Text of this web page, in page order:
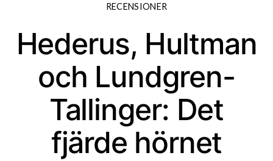
RECENSIONER
Hederus, Hultman
och Lundgren-
Tallinger: Det
fjärde hörnet